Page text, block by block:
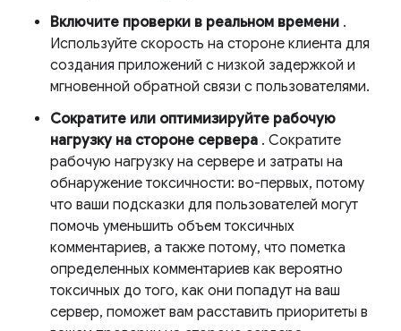
Включите проверки в реальном времени .
Используйте скорость на стороне клиента для
создания приложений с низкой задержкой и
мгновенной обратной связи с пользователями.
Сократите или оптимизируйте рабочую
нагрузку на стороне сервера . Сократите
рабочую нагрузку на сервере и затраты на
обнаружение токсичности: во-первых, потому
что ваши подсказки для пользователей могут
помочь уменьшить объем токсичных
комментариев, а также потому, что пометка
определенных комментариев как вероятно
токсичных до того, как они попадут на ваш
сервер, поможет вам расставить приоритеты в